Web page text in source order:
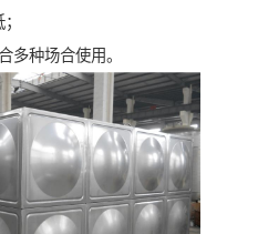
多种场合使用。